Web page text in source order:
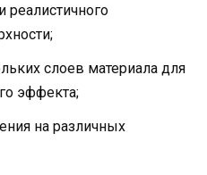
реалистичного
слоев материала для
эффекта;
на различных